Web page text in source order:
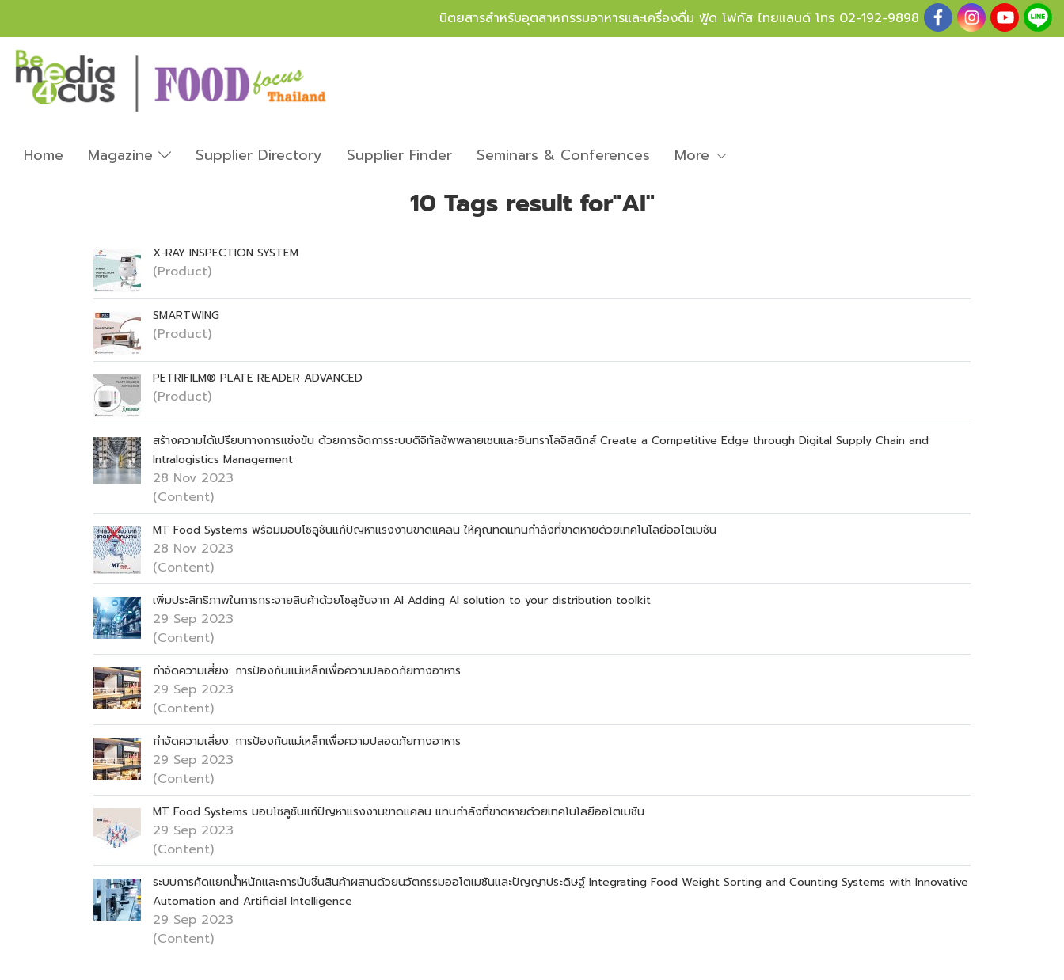
นิตยสารสำหรับอุตสาหกรรมอาหารและเครื่องดื่ม ฟู้ด โฟกัส ไทยแลนด์ โทร 02-192-9898
Home Magazine Supplier Directory Supplier Finder Seminars & Conferences More
10 Tags result for"AI"
X-RAY INSPECTION SYSTEM
(Product)
SMARTWING
(Product)
PETRIFILM® PLATE READER ADVANCED
(Product)
สร้างความได้เปรียบทางการแข่งขัน ด้วยการจัดการระบบดิจิทัลซัพพลายเชนและอินทราโลจิสติกส์ Create a Competitive Edge through Digital Supply Chain and
Intralogistics Management
28 Nov 2023
(Content)
MT Food Systems พร้อมมอบโซลูชันแก้ปัญหาแรงงานขาดแคลน ให้คุณทดแทนกำลังที่ขาดหายด้วยเทคโนโลยีออโตเมชัน
28 Nov 2023
(Content)
เพิ่มประสิทธิภาพในการกระจายสินค้าด้วยโซลูชันจาก AI Adding AI solution to your distribution toolkit
29 Sep 2023
(Content)
กำจัดความเสี่ยง: การป้องกันแม่เหล็กเพื่อความปลอดภัยทางอาหาร
29 Sep 2023
(Content)
กำจัดความเสี่ยง: การป้องกันแม่เหล็กเพื่อความปลอดภัยทางอาหาร
29 Sep 2023
(Content)
MT Food Systems มอบโซลูชันแก้ปัญหาแรงงานขาดแคลน แทนกำลังที่ขาดหายด้วยเทคโนโลยีออโตเมชัน
29 Sep 2023
(Content)
ระบบการคัดแยกน้ำหนักและการนับชิ้นสินค้าผสานด้วยนวัตกรรมออโตเมชันและปัญญาประดิษฐ์ Integrating Food Weight Sorting and Counting Systems with Innovative
Automation and Artificial Intelligence
29 Sep 2023
(Content)